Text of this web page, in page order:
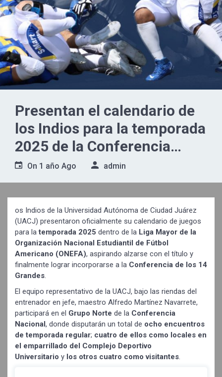
Presentan el calendario de
los Indios para la temporada
2025 de la Conferencia
Nacional de la ONEFA
On 1 año Ago admin
os Indios de la Universidad Autónoma de Ciudad Juárez
(UACJ) presentaron oficialmente su calendario de juegos
para latemporada 2025 dentro de la Liga Mayor de la
Organización Nacional Estudiantil de Fútbol
Americano (ONEFA), aspirando alzarse con el título y
finalmente lograr incorporarse a la Conferencia de los 14
Grandes
El equipo representativo de la UACJ, bajo las riendas del
entrenador en jefe, maestro Alfredo Martínez Navarrete,
participará en el Grupo Norte de la Conferencia
Nacional, donde disputarán un total de ocho encuentros
de temporada regular; cuatro de ellos como locales en
el emparrillado del Complejo Deportivo
Universitario y los otros cuatro como visitantes